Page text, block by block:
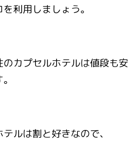
利用しましょう。
カプセルホテルは値段も安
ルは割と好きなので、